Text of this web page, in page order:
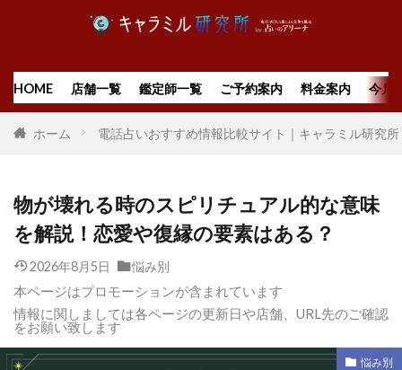
HOME 店舗一覧 鑑定師一覧 ご予約案内 料金案内 今月
ホーム 電話占いおすすめ情報比較サイト｜キャラミル研究所
物が壊れる時のスピリチュアル的な意味
を解説！恋愛や復縁の要素はある？
2026年8月5日 悩み別
本ページはプロモーションが含まれています
情報に関しましては各ページの更新日や店舗、URL先のご確認
をお願い致します
悩み別